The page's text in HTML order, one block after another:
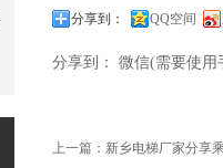
分享到： QQ空间
分享到： 微信(需要使用
上一篇： 新乡电梯厂家分享